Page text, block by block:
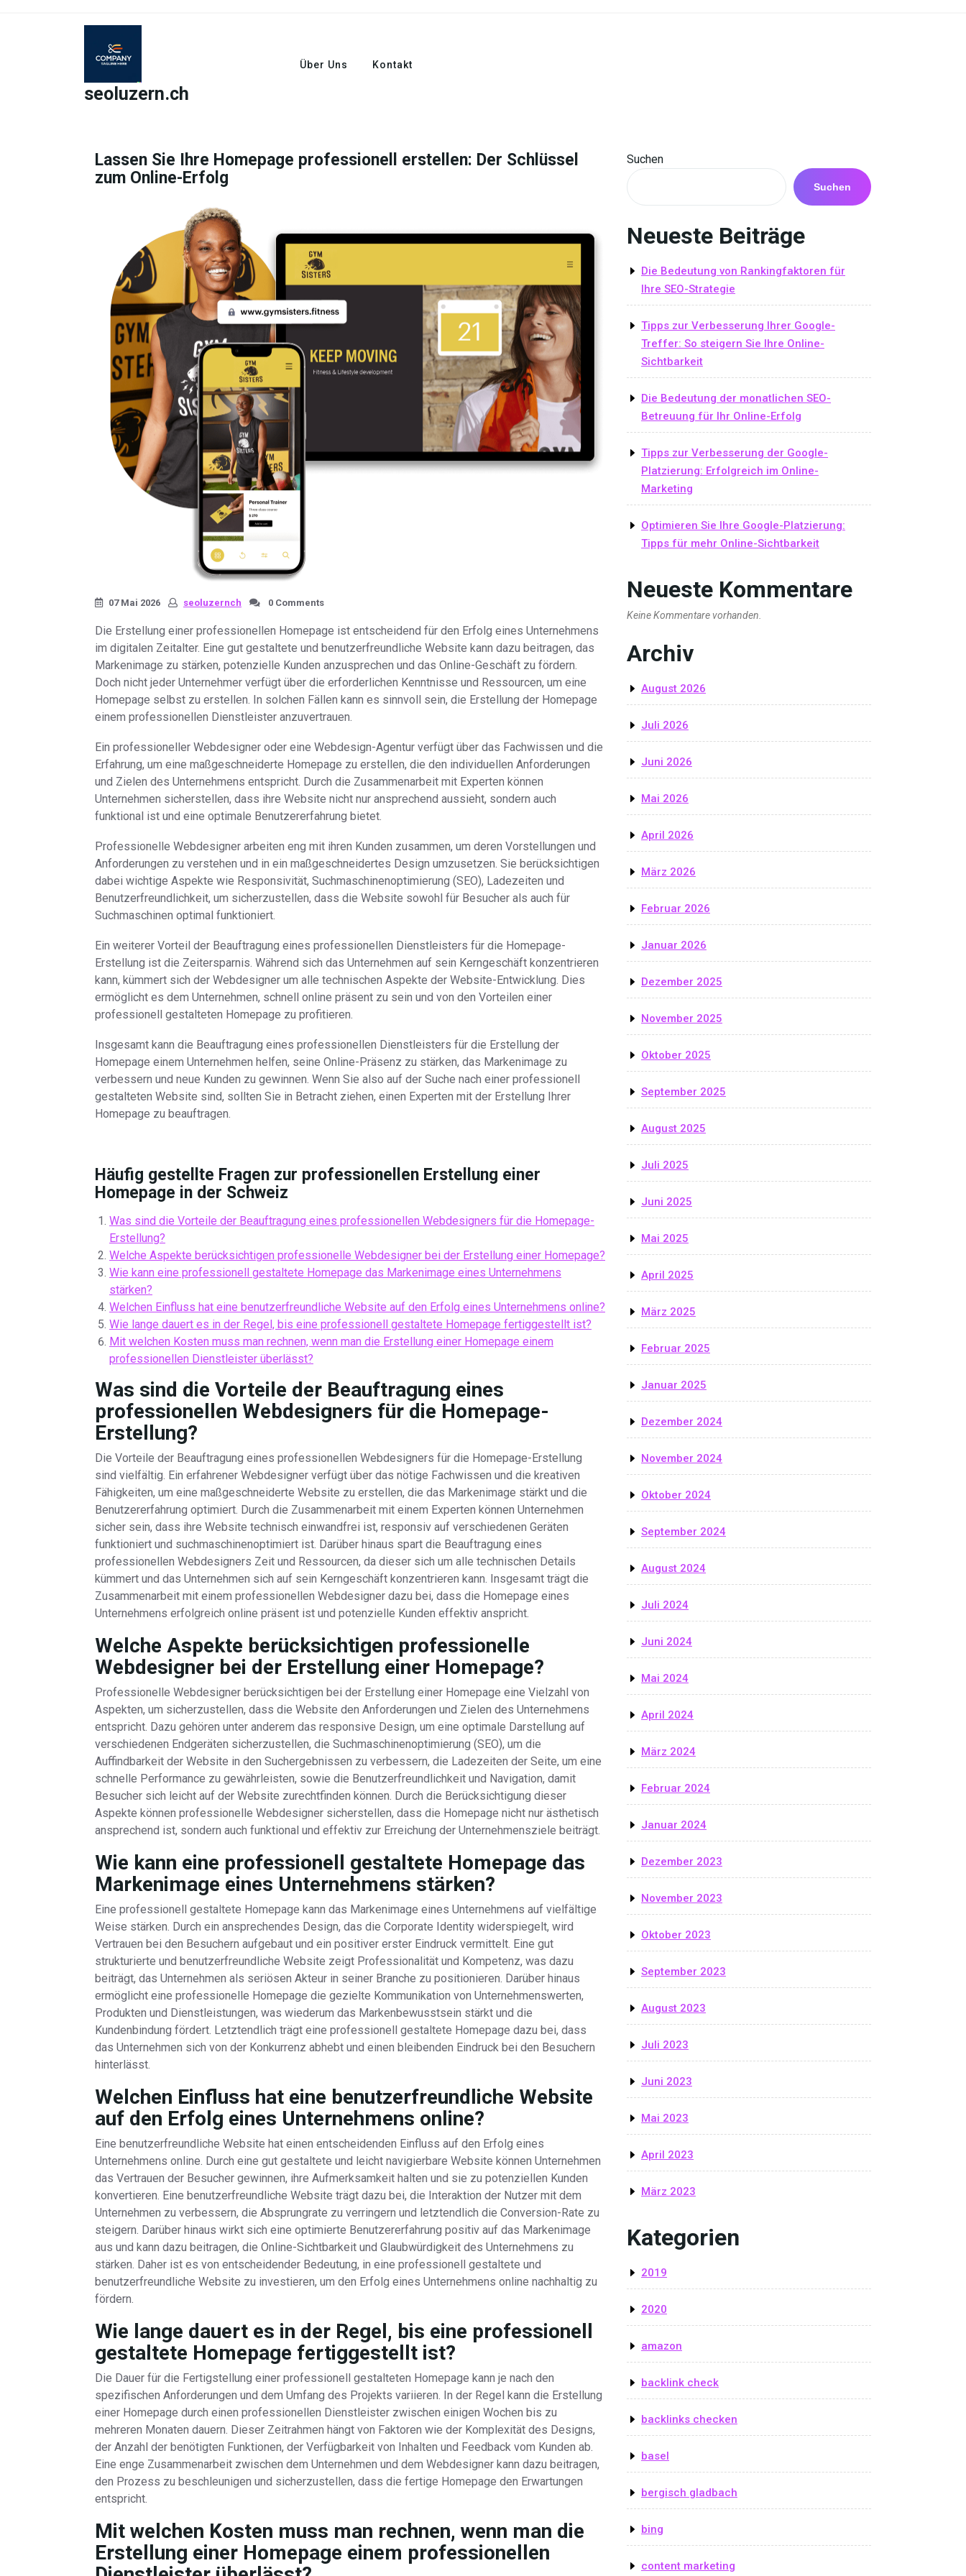
seoluzern.ch
Über Uns Kontakt
Lassen Sie Ihre Homepage professionell erstellen: Der Schlüssel
zum Online-Erfolg
07 Mai 2026 seoluzernch 0 Comments
Die Erstellung einer professionellen Homepage ist entscheidend für den Erfolg eines Unternehmens
im digitalen Zeitalter. Eine gut gestaltete und benutzerfreundliche Website kann dazu beitragen, das
Markenimage zu stärken, potenzielle Kunden anzusprechen und das Online-Geschäft zu fördern.
Doch nicht jeder Unternehmer verfügt über die erforderlichen Kenntnisse und Ressourcen, um eine
Homepage selbst zu erstellen. In solchen Fällen kann es sinnvoll sein, die Erstellung der Homepage
einem professionellen Dienstleister anzuvertrauen.
Ein professioneller Webdesigner oder eine Webdesign-Agentur verfügt über das Fachwissen und die
Erfahrung, um eine maßgeschneiderte Homepage zu erstellen, die den individuellen Anforderungen
und Zielen des Unternehmens entspricht. Durch die Zusammenarbeit mit Experten können
Unternehmen sicherstellen, dass ihre Website nicht nur ansprechend aussieht, sondern auch
funktional ist und eine optimale Benutzererfahrung bietet.
Professionelle Webdesigner arbeiten eng mit ihren Kunden zusammen, um deren Vorstellungen und
Anforderungen zu verstehen und in ein maßgeschneidertes Design umzusetzen. Sie berücksichtigen
dabei wichtige Aspekte wie Responsivität, Suchmaschinenoptimierung (SEO), Ladezeiten und
Benutzerfreundlichkeit, um sicherzustellen, dass die Website sowohl für Besucher als auch für
Suchmaschinen optimal funktioniert.
Ein weiterer Vorteil der Beauftragung eines professionellen Dienstleisters für die Homepage-
Erstellung ist die Zeitersparnis. Während sich das Unternehmen auf sein Kerngeschäft konzentrieren
kann, kümmert sich der Webdesigner um alle technischen Aspekte der Website-Entwicklung. Dies
ermöglicht es dem Unternehmen, schnell online präsent zu sein und von den Vorteilen einer
professionell gestalteten Homepage zu profitieren.
Insgesamt kann die Beauftragung eines professionellen Dienstleisters für die Erstellung der
Homepage einem Unternehmen helfen, seine Online-Präsenz zu stärken, das Markenimage zu
verbessern und neue Kunden zu gewinnen. Wenn Sie also auf der Suche nach einer professionell
gestalteten Website sind, sollten Sie in Betracht ziehen, einen Experten mit der Erstellung Ihrer
Homepage zu beauftragen.
Häufig gestellte Fragen zur professionellen Erstellung einer
Homepage in der Schweiz
Was sind die Vorteile der Beauftragung eines professionellen Webdesigners für die Homepage-
Erstellung?
Welche Aspekte berücksichtigen professionelle Webdesigner bei der Erstellung einer Homepage?
Wie kann eine professionell gestaltete Homepage das Markenimage eines Unternehmens
stärken?
Welchen Einfluss hat eine benutzerfreundliche Website auf den Erfolg eines Unternehmens online?
Wie lange dauert es in der Regel, bis eine professionell gestaltete Homepage fertiggestellt ist?
Mit welchen Kosten muss man rechnen, wenn man die Erstellung einer Homepage einem
professionellen Dienstleister überlässt?
Was sind die Vorteile der Beauftragung eines
professionellen Webdesigners für die Homepage-
Erstellung?
Die Vorteile der Beauftragung eines professionellen Webdesigners für die Homepage-Erstellung
sind vielfältig. Ein erfahrener Webdesigner verfügt über das nötige Fachwissen und die kreativen
Fähigkeiten, um eine maßgeschneiderte Website zu erstellen, die das Markenimage stärkt und die
Benutzererfahrung optimiert. Durch die Zusammenarbeit mit einem Experten können Unternehmen
sicher sein, dass ihre Website technisch einwandfrei ist, responsiv auf verschiedenen Geräten
funktioniert und suchmaschinenoptimiert ist. Darüber hinaus spart die Beauftragung eines
professionellen Webdesigners Zeit und Ressourcen, da dieser sich um alle technischen Details
kümmert und das Unternehmen sich auf sein Kerngeschäft konzentrieren kann. Insgesamt trägt die
Zusammenarbeit mit einem professionellen Webdesigner dazu bei, dass die Homepage eines
Unternehmens erfolgreich online präsent ist und potenzielle Kunden effektiv anspricht.
Welche Aspekte berücksichtigen professionelle
Webdesigner bei der Erstellung einer Homepage?
Professionelle Webdesigner berücksichtigen bei der Erstellung einer Homepage eine Vielzahl von
Aspekten, um sicherzustellen, dass die Website den Anforderungen und Zielen des Unternehmens
entspricht. Dazu gehören unter anderem das responsive Design, um eine optimale Darstellung auf
verschiedenen Endgeräten sicherzustellen, die Suchmaschinenoptimierung (SEO), um die
Auffindbarkeit der Website in den Suchergebnissen zu verbessern, die Ladezeiten der Seite, um eine
schnelle Performance zu gewährleisten, sowie die Benutzerfreundlichkeit und Navigation, damit
Besucher sich leicht auf der Website zurechtfinden können. Durch die Berücksichtigung dieser
Aspekte können professionelle Webdesigner sicherstellen, dass die Homepage nicht nur ästhetisch
ansprechend ist, sondern auch funktional und effektiv zur Erreichung der Unternehmensziele beiträgt.
Wie kann eine professionell gestaltete Homepage das
Markenimage eines Unternehmens stärken?
Eine professionell gestaltete Homepage kann das Markenimage eines Unternehmens auf vielfältige
Weise stärken. Durch ein ansprechendes Design, das die Corporate Identity widerspiegelt, wird
Vertrauen bei den Besuchern aufgebaut und ein positiver erster Eindruck vermittelt. Eine gut
strukturierte und benutzerfreundliche Website zeigt Professionalität und Kompetenz, was dazu
beiträgt, das Unternehmen als seriösen Akteur in seiner Branche zu positionieren. Darüber hinaus
ermöglicht eine professionelle Homepage die gezielte Kommunikation von Unternehmenswerten,
Produkten und Dienstleistungen, was wiederum das Markenbewusstsein stärkt und die
Kundenbindung fördert. Letztendlich trägt eine professionell gestaltete Homepage dazu bei, dass
das Unternehmen sich von der Konkurrenz abhebt und einen bleibenden Eindruck bei den Besuchern
hinterlässt.
Welchen Einfluss hat eine benutzerfreundliche Website
auf den Erfolg eines Unternehmens online?
Eine benutzerfreundliche Website hat einen entscheidenden Einfluss auf den Erfolg eines
Unternehmens online. Durch eine gut gestaltete und leicht navigierbare Website können Unternehmen
das Vertrauen der Besucher gewinnen, ihre Aufmerksamkeit halten und sie zu potenziellen Kunden
konvertieren. Eine benutzerfreundliche Website trägt dazu bei, die Interaktion der Nutzer mit dem
Unternehmen zu verbessern, die Absprungrate zu verringern und letztendlich die Conversion-Rate zu
steigern. Darüber hinaus wirkt sich eine optimierte Benutzererfahrung positiv auf das Markenimage
aus und kann dazu beitragen, die Online-Sichtbarkeit und Glaubwürdigkeit des Unternehmens zu
stärken. Daher ist es von entscheidender Bedeutung, in eine professionell gestaltete und
benutzerfreundliche Website zu investieren, um den Erfolg eines Unternehmens online nachhaltig zu
fördern.
Wie lange dauert es in der Regel, bis eine professionell
gestaltete Homepage fertiggestellt ist?
Die Dauer für die Fertigstellung einer professionell gestalteten Homepage kann je nach den
spezifischen Anforderungen und dem Umfang des Projekts variieren. In der Regel kann die Erstellung
einer Homepage durch einen professionellen Dienstleister zwischen einigen Wochen bis zu
mehreren Monaten dauern. Dieser Zeitrahmen hängt von Faktoren wie der Komplexität des Designs,
der Anzahl der benötigten Funktionen, der Verfügbarkeit von Inhalten und Feedback vom Kunden ab.
Eine enge Zusammenarbeit zwischen dem Unternehmen und dem Webdesigner kann dazu beitragen,
den Prozess zu beschleunigen und sicherzustellen, dass die fertige Homepage den Erwartungen
entspricht.
Mit welchen Kosten muss man rechnen, wenn man die
Erstellung einer Homepage einem professionellen
Suchen
Suchen
Neueste Beiträge
Die Bedeutung von Rankingfaktoren für
Ihre SEO-Strategie
Tipps zur Verbesserung Ihrer Google-
Treffer: So steigern Sie Ihre Online-
Sichtbarkeit
Die Bedeutung der monatlichen SEO-
Betreuung für Ihr Online-Erfolg
Tipps zur Verbesserung der Google-
Platzierung: Erfolgreich im Online-
Marketing
Optimieren Sie Ihre Google-Platzierung:
Tipps für mehr Online-Sichtbarkeit
Neueste Kommentare
Keine Kommentare vorhanden.
Archiv
August 2026
Juli 2026
Juni 2026
Mai 2026
April 2026
März 2026
Februar 2026
Januar 2026
Dezember 2025
November 2025
Oktober 2025
September 2025
August 2025
Juli 2025
Juni 2025
Mai 2025
April 2025
März 2025
Februar 2025
Januar 2025
Dezember 2024
November 2024
Oktober 2024
September 2024
August 2024
Juli 2024
Juni 2024
Mai 2024
April 2024
März 2024
Februar 2024
Januar 2024
Dezember 2023
November 2023
Oktober 2023
September 2023
August 2023
Juli 2023
Juni 2023
Mai 2023
April 2023
März 2023
Kategorien
2019
2020
amazon
backlink check
backlinks checken
basel
bergisch gladbach
bing
content marketing